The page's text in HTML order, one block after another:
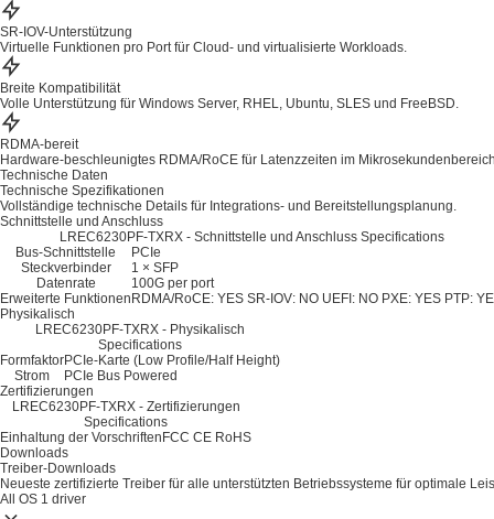
SR-IOV-Unterstützung
Virtuelle Funktionen pro Port für Cloud- und virtualisierte Workloads.
Breite Kompatibilität
Volle Unterstützung für Windows Server, RHEL, Ubuntu, SLES und FreeBSD.
RDMA-bereit
Hardware-beschleunigtes RDMA/RoCE für Latenzzeiten im
Technische Daten
Technische Spezifikationen
Vollständige technische Details für Integrations- und Bereitstellungsplanung.
Schnittstelle und Anschluss
LREC6230PF-TXRX - Schnittstelle und Anschluss Specifications
Bus-Schnittstelle
PCIe
Steckverbinder
1 × SFP
Datenrate
100G per port
Erweiterte Funktionen RDMA/RoCE: YES SR-IOV: NO UEFI: NO PXE: YES PTP:
Physikalisch
LREC6230PF-TXRX - Physikalisch
Specifications
FormfaktorPCIe-Karte (Low Profile/Half Height)
Strom
PCIe Bus Powered
Zertifizierungen
LREC6230PF-TXRX - Zertifizierungen
Specifications
Einhaltung der Vorschriften FCC CE RoHS
Downloads
Treiber-Downloads
Neueste zertifizierte Treiber für alle unterstützten Betriebssysteme für optimale
All OS 1 driver